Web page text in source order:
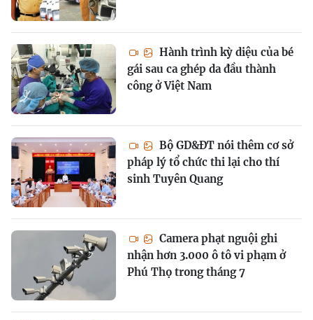
Hành trình kỳ diệu của bé
gái sau ca ghép da đầu thành
công ở Việt Nam
Bộ GD&ĐT nói thêm cơ sở
pháp lý tổ chức thi lại cho thí
sinh Tuyên Quang
Camera phạt nguội ghi
nhận hơn 3.000 ô tô vi phạm ở
Phú Thọ trong tháng 7